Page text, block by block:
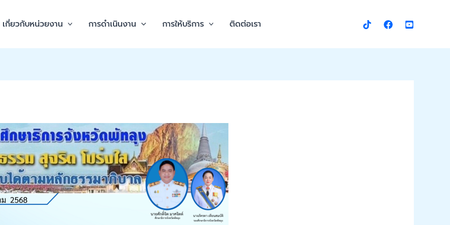
เกี่ยวกับหน่วยงาน การดำเนินงาน การให้บริการ ติดต่อเรา